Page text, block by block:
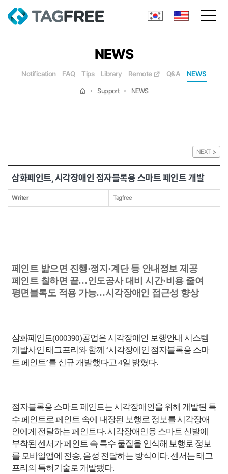
NEWS
Notification FAQ Tips Library Remote Q&A NEWS
Support NEWS
NEXT
삼화페인트, 시각장애인 점자블록용 스마트 페인트 개발
Writer Tagfree
페인트 밟으면 진행·정지·계단 등 안내정보 제공
페인트 칠하면 끝…인도공사 대비 시간·비용 줄여
평면블록도 적용 가능…시각장애인 접근성 향상
삼화페인트(000390)공업은 시각장애인 보행안내 시스템
개발사인 태그프리와 함께 ‘시각장애인 점자블록용 스마
트 페인트’를 신규 개발했다고 4일 밝혔다.
점자블록용 스마트 페인트는 시각장애인을 위해 개발된 특
수 페인트로 페인트 속에 내장된 보행로 정보를 시각장애
인에게 전달하는 페인트다.시각장애인용 스마트 신발에
부착된 센서가 페인트 속 특수 물질을 인식해 보행로 정보
를 모바일앱에 전송, 음성 전달하는 방식이다.센서는 태그
프리의 특허기술로 개발됐다.